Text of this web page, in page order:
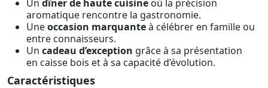
Un dîner de haute cuisine où la précision
aromatique rencontre la gastronomie.
Uneoccasion marquanteà célébrer en famille ou
entre connaisseurs.
Un cadeau d’exception grâce à sa présentation
en caisse bois et à sa capacité d’évolution.
Caractéristiques